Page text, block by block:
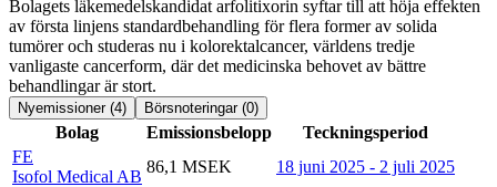
Bolagets läkemedelskandidat arfolitixorin syftar till att höja effekten
av första linjens standardbehandling för flera former av solida
tumörer och studeras nu i kolorektalcancer, världens tredje
vanligaste cancerform, där det medicinska behovet av bättre
behandlingar är stort.
Nyemissioner (4) Börsnoteringar (0)
Bolag Emissionsbelopp
Teckningsperiod
FE
Isofol Medical AB
86,1 MSEK
18 juni 2025 - 2 juli 2025